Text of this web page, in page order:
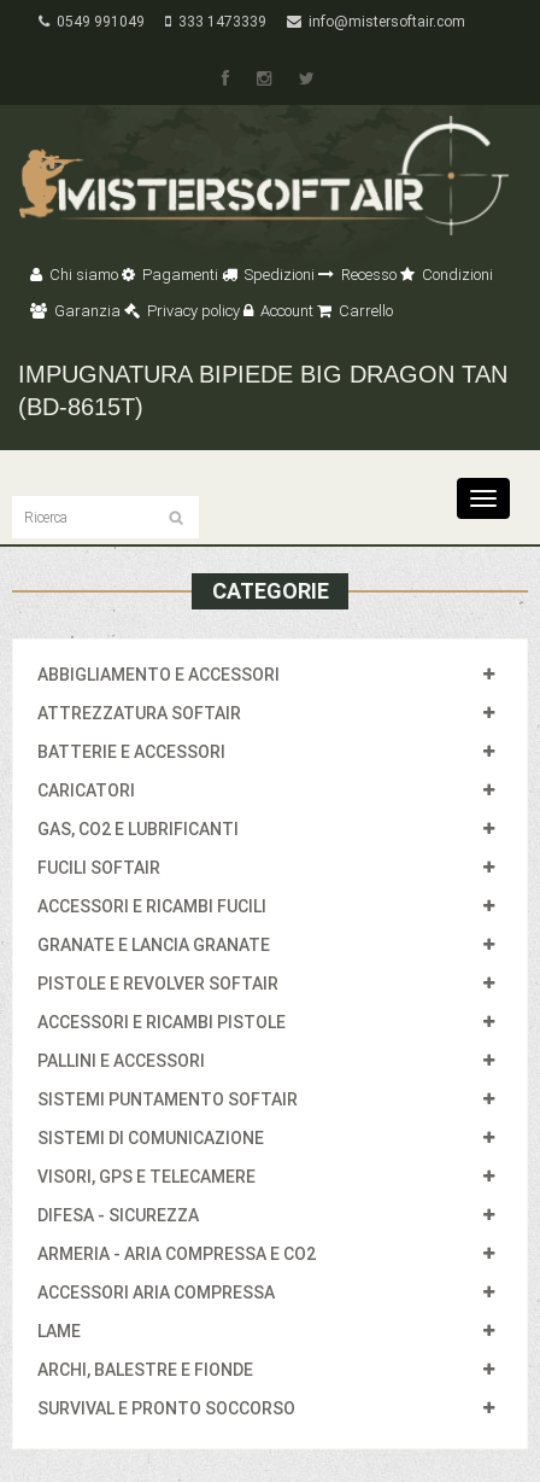
0549 991049 333 1473339 info@mistersoftair.com
Chi siamo Pagamenti Spedizioni Recesso
Condizioni
Garanzia
Privacy policy Account Carrello
IMPUGNATURA BIPIEDE BIG DRAGON TAN
(BD-8615T)
Toggle
CATEGORIE
ABBIGLIAMENTO E ACCESSORI
ATTREZZATURA SOFTAIR
BATTERIE E ACCESSORI
CARICATORI
GAS, CO2 E LUBRIFICANTI
FUCILI SOFTAIR
ACCESSORI E RICAMBI FUCILI
GRANATE E LANCIA GRANATE
PISTOLE E REVOLVER SOFTAIR
ACCESSORI E RICAMBI PISTOLE
PALLINI E ACCESSORI
SISTEMI PUNTAMENTO SOFTAIR
SISTEMI DI COMUNICAZIONE
VISORI, GPS E TELECAMERE
DIFESA - SICUREZZA
ARMERIA - ARIA COMPRESSA E CO2
ACCESSORI ARIA COMPRESSA
LAME
ARCHI, BALESTRE E FIONDE
SURVIVAL E PRONTO SOCCORSO